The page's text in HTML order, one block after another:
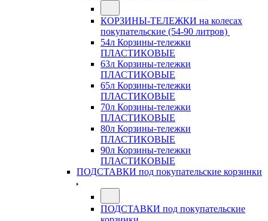
КОРЗИНЫ-ТЕЛЕЖКИ на колесах
покупательские (54-90 литров)
54л Корзины-тележки
ПЛАСТИКОВЫЕ
63л Корзины-тележки
ПЛАСТИКОВЫЕ
65л Корзины-тележки
ПЛАСТИКОВЫЕ
70л Корзины-тележки
ПЛАСТИКОВЫЕ
80л Корзины-тележки
ПЛАСТИКОВЫЕ
90л Корзины-тележки
ПЛАСТИКОВЫЕ
ПОДСТАВКИ под покупательские корзинки
ПОДСТАВКИ под покупательские